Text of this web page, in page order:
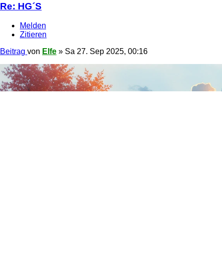
Re: HG´S
Melden
Zitieren
Beitrag von Elfe » Sa 27. Sep 2025, 00:16